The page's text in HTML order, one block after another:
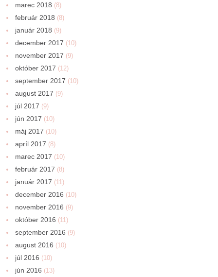
marec 2018 (8)
február 2018 (8)
január 2018 (9)
december 2017 (10)
november 2017 (9)
október 2017 (12)
september 2017 (10)
august 2017 (9)
júl 2017 (9)
jún 2017 (10)
máj 2017 (10)
apríl 2017 (8)
marec 2017 (10)
február 2017 (8)
január 2017 (11)
december 2016 (10)
november 2016 (9)
október 2016 (11)
september 2016 (9)
august 2016 (10)
júl 2016 (10)
jún 2016 (13)